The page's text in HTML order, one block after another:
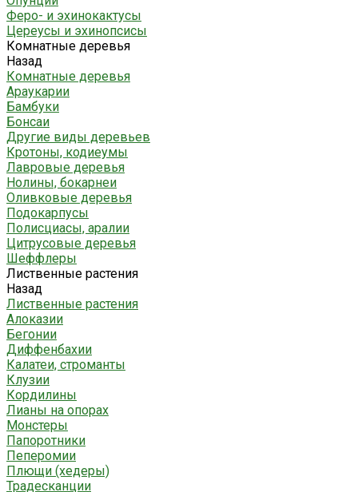
Феро- и эхинокактусы
Цереусы и эхинопсисы
Комнатные деревья
Назад
Комнатные деревья
Араукарии
Бамбуки
Бонсаи
Другие виды деревьев
Кротоны, кодиеумы
Лавровые деревья
Нолины, бокарнеи
Оливковые деревья
Подокарпусы
Полисциасы, аралии
Цитрусовые деревья
Шеффлеры
Лиственные растения
Назад
Лиственные растения
Алоказии
Бегонии
Диффенбахии
Калатеи, строманты
Клузии
Кордилины
Лианы на опорах
Монстеры
Папоротники
Пеперомии
Плющи (хедеры)
Традесканции